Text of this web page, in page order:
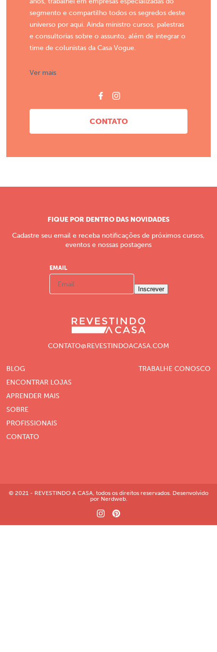
segmento e compartilho todos os segredos deste
universo por aqui. Ainda ministro cursos, palestras
e consultorias sobre o assunto, além de integrar o
time de colunistas da Casa Vogue.
Ver mais
CONTATO
FIQUE POR DENTRO DAS NOVIDADES
Cadastre seu email e receba notificações de próximos cursos,
eventos e nossas postagens
EMAIL
Inscrever
CONTATO@REVESTINDOACASA.COM
BLOG
ENCONTRAR LOJAS
APRENDER MAIS
SOBRE
PROFISSIONAIS
CONTATO
TRABALHE CONOSCO
© 2021 - REVESTINDO A CASA, todos os direitos reservados. Desenvolvido
por Nerdweb.